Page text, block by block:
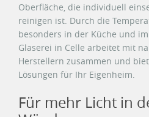
Oberfläche, die individuell
reinigen ist. Durch die
besonders in der Küche und
Glaserei in Celle arbeitet mit
Herstellern zusammen und
Lösungen für Ihr Eigenheim.
Für mehr Licht in